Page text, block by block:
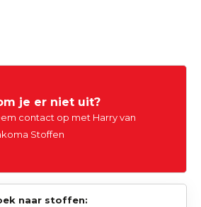
je er niet uit?
contact op met Harry van
Stoffen
naar stoffen: